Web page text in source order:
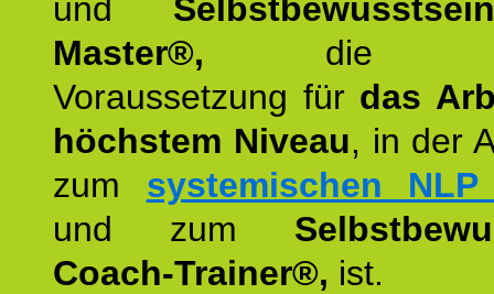
und
Master®, die
Voraussetzung für das
höchstem Niveau, in der
zum systemischen
und zum
Coach-Trainer®, ist.